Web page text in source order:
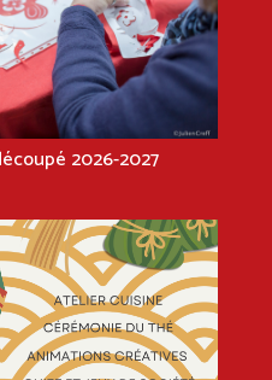
2026-2027